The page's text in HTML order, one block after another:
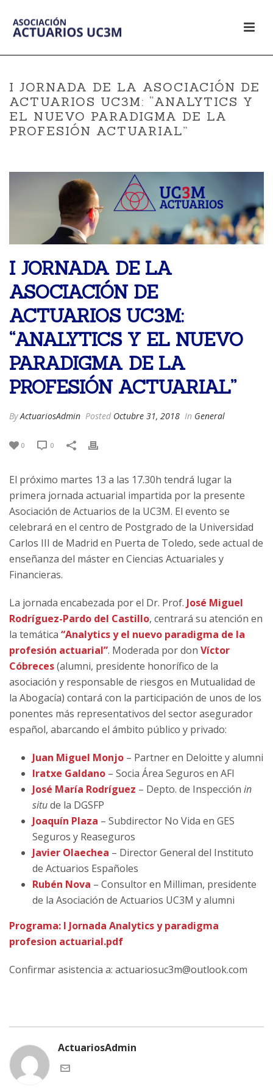
I JORNADA DE LA ASOCIACIÓN DE
ACTUARIOS UC3M: “ANALYTICS Y
EL NUEVO PARADIGMA DE LA
PROFESIÓN ACTUARIAL”
I JORNADA DE LA
ASOCIACIÓN DE
ACTUARIOS UC3M:
“ANALYTICS Y EL NUEVO
PARADIGMA DE LA
PROFESIÓN ACTUARIAL”
ByActuariosAdmin Posted Octubre 31, 2018 In General
0 0
El próximo martes 13 a las 17.30h tendrá lugar la
primera jornada actuarial impartida por la presente
Asociación de Actuarios de la UC3M. El evento se
celebrará en el centro de Postgrado de la Universidad
Carlos III de Madrid en Puerta de Toledo, sede actual de
enseñanza del máster en Ciencias Actuariales y
Financieras.
La jornada encabezada por el Dr. Prof. José Miguel
Rodríguez-Pardo del Castillo, centrará su atención en
la temática “Analytics y el nuevo paradigma de la
profesión actuarial”. Moderada por don Víctor
Cóbreces(alumni, presidente honorífico de la
asociación y responsable de riesgos en Mutualidad de
la Abogacía) contará con la participación de unos de los
ponentes más representativos del sector asegurador
español, abarcando el ámbito público y privado:
Juan Miguel Monjo– Partner en Deloitte y alumni
Iratxe Galdano– Socia Área Seguros en AFI
José María Rodríguez – Depto. de Inspección in
situde la DGSFP
Joaquín Plaza – Subdirector No Vida en GES
Seguros y Reaseguros
Javier Olaechea – Director General del Instituto
de Actuarios Españoles
Rubén Nova – Consultor en Milliman, presidente
de la Asociación de Actuarios UC3M y alumni
Programa: I Jornada Analytics y paradigma
profesion actuarial.pdf
Confirmar asistencia a: actuariosuc3m@outlook.com
ActuariosAdmin